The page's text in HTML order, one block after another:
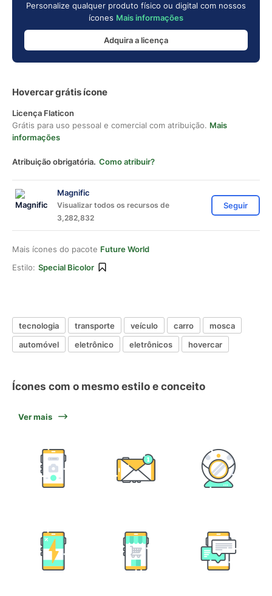
Personalize qualquer produto físico ou digital com nossos
ícones Mais informações
Adquira a licença
Hovercar grátis ícone
Licença Flaticon
Grátis para uso pessoal e comercial com atribuição. Mais
informações
Atribuição obrigatória. Como atribuir?
Magnific
Visualizar todos os recursos de
3,282,832
Seguir
Mais ícones do pacote Future World
Estilo: Special Bicolor
tecnologia transporte veículo carro
mosca
automóvel
eletrônico eletrônicos hovercar
Ícones com o mesmo estilo e conceito
Ver mais